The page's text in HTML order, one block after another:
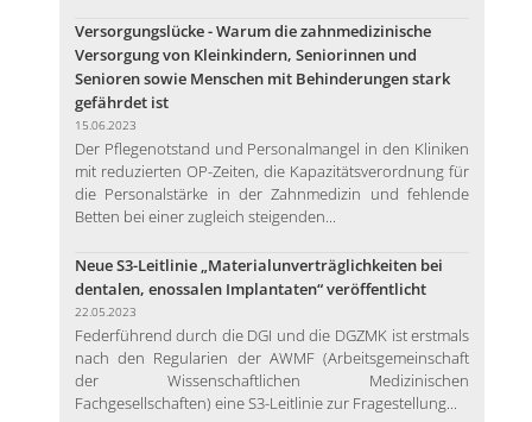
Versorgungslücke - Warum die zahnmedizinische
Versorgung von Kleinkindern, Seniorinnen und
Senioren sowie Menschen mit Behinderungen stark
gefährdet ist
15.06.2023
Der Pflegenotstand und Personalmangel in den Kliniken
mit reduzierten OP-Zeiten, die Kapazitätsverordnung für
die Personalstärke in der Zahnmedizin und fehlende
Betten bei einer zugleich steigenden...
Neue S3-Leitlinie „Materialunverträglichkeiten bei
dentalen, enossalen Implantaten“ veröffentlicht
22.05.2023
Federführend durch die DGI und die DGZMK ist erstmals
nach den Regularien der AWMF (Arbeitsgemeinschaft
der Wissenschaftlichen Medizinischen
Fachgesellschaften) eine S3-Leitlinie zur Fragestellung...